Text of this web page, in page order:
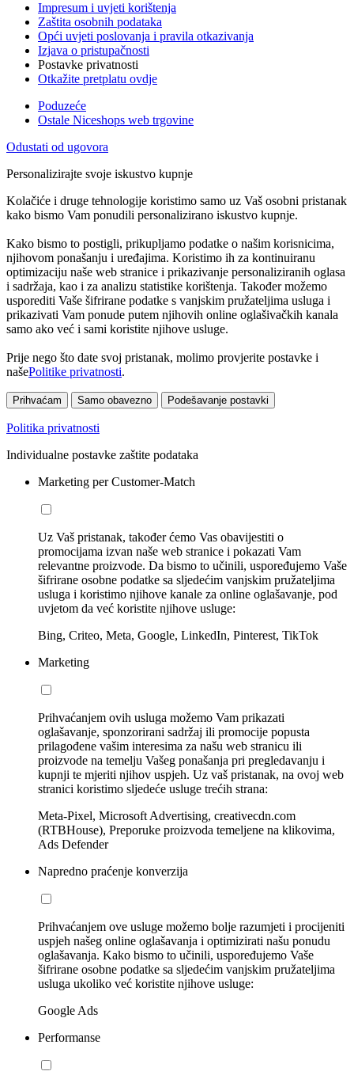
Impresum i uvjeti korištenja
Zaštita osobnih podataka
Opći uvjeti poslovanja i pravila otkazivanja
Izjava o pristupačnosti
Postavke privatnosti
Otkažite pretplatu ovdje
Poduzeće
Ostale Niceshops web trgovine
Odustati od ugovora
Personalizirajte svoje iskustvo kupnje
Kolačiće i druge tehnologije koristimo samo uz Vaš osobni pristanak
kako bismo Vam ponudili personalizirano iskustvo kupnje.
Kako bismo to postigli, prikupljamo podatke o našim korisnicima,
njihovom ponašanju i uređajima. Koristimo ih za kontinuiranu
optimizaciju naše web stranice i prikazivanje personaliziranih oglasa
i sadržaja, kao i za analizu statistike korištenja. Također možemo
usporediti Vaše šifrirane podatke s vanjskim pružateljima usluga i
prikazivati Vam ponude putem njihovih online oglašivačkih kanala
samo ako već i sami koristite njihove usluge.
Prije nego što date svoj pristanak, molimo provjerite postavke i
našePolitike privatnosti.
Prihvaćam Samo obavezno Podešavanje postavki
Politika privatnosti
Individualne postavke zaštite podataka
Marketing per Customer-Match
Uz Vaš pristanak, također ćemo Vas obavijestiti o
promocijama izvan naše web stranice i pokazati Vam
relevantne proizvode. Da bismo to učinili, uspoređujemo Vaše
šifrirane osobne podatke sa sljedećim vanjskim pružateljima
usluga i koristimo njihove kanale za online oglašavanje, pod
uvjetom da već koristite njihove usluge:
Bing, Criteo, Meta, Google, LinkedIn, Pinterest, TikTok
Marketing
Prihvaćanjem ovih usluga možemo Vam prikazati
oglašavanje, sponzorirani sadržaj ili promocije popusta
prilagođene vašim interesima za našu web stranicu ili
proizvode na temelju Vašeg ponašanja pri pregledavanju i
kupnji te mjeriti njihov uspjeh. Uz vaš pristanak, na ovoj web
stranici koristimo sljedeće usluge trećih strana:
Meta-Pixel, Microsoft Advertising, creativecdn.com
(RTBHouse), Preporuke proizvoda temeljene na klikovima,
Ads Defender
Napredno praćenje konverzija
Prihvaćanjem ove usluge možemo bolje razumjeti i procijeniti
uspjeh našeg online oglašavanja i optimizirati našu ponudu
oglašavanja. Kako bismo to učinili, uspoređujemo Vaše
šifrirane osobne podatke sa sljedećim vanjskim pružateljima
usluga ukoliko već koristite njihove usluge:
Google Ads
Performanse